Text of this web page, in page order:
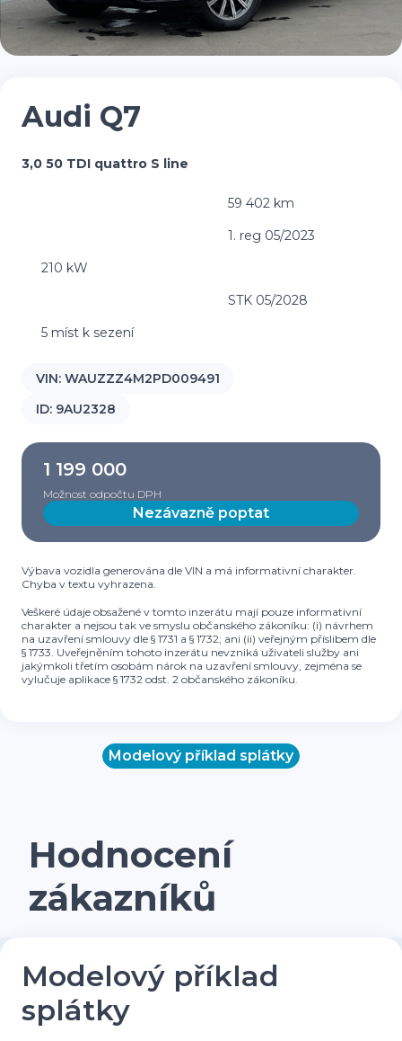
Audi Q7
3,0 50 TDI quattro S line
59 402 km
1. reg 05/2023
210 kW
STK 05/2028
5 míst k sezení
VIN: WAUZZZ4M2PD009491
ID: 9AU2328
1 199 000
Možnost odpočtu DPH
Nezávazně poptat
Výbava vozidla generována dle VIN a má informativní charakter.
Chyba v textu vyhrazena.
Veškeré údaje obsažené v tomto inzerátu mají pouze informativní
charakter a nejsou tak ve smyslu občanského zákoníku: (i) návrhem
na uzavření smlouvy dle § 1731 a § 1732; ani (ii) veřejným příslibem dle
§ 1733. Uveřejněním tohoto inzerátu nevzniká uživateli služby ani
jakýmkoli třetím osobám nárok na uzavření smlouvy, zejména se
vylučuje aplikace § 1732 odst. 2 občanského zákoníku.
Modelový příklad splátky
Hodnocení
zákazníků
Modelový příklad
splátky